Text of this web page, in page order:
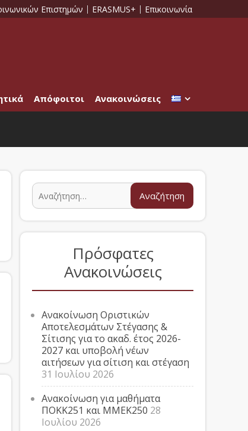
Επιστημών ERASMUS+ Επικοινωνία
Απόφοιτοι Ανακοινώσεις
Πρόσφατες
Ανακοινώσεις
Ανακοίνωση Οριστικών
Αποτελεσμάτων Στέγασης &
Σίτισης για το ακαδ. έτος 2026-
2027 και υποβολή νέων
αιτήσεων για σίτιση και στέγαση
31 Ιουλίου 2026
Ανακοίνωση για μαθήματα
ΠΟΚΚ251 και ΜΜΕΚ250 28
Ιουλίου 2026